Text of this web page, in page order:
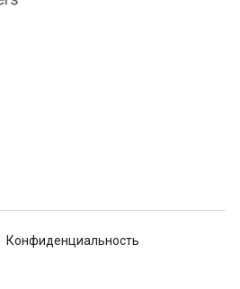
Конфиденциальность